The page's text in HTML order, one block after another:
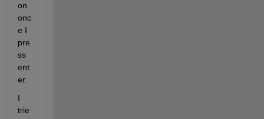
on
onc
e I
pre
ss
ent
er.
I
trie